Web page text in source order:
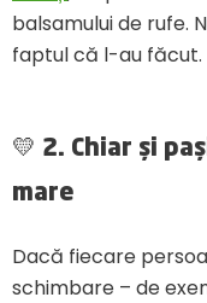
balsamului de rufe.
faptul că l-au făcut.
💛 2. Chiar și
mare
Dacă fiecare
schimbare – de